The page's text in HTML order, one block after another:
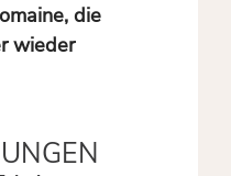
die
wieder